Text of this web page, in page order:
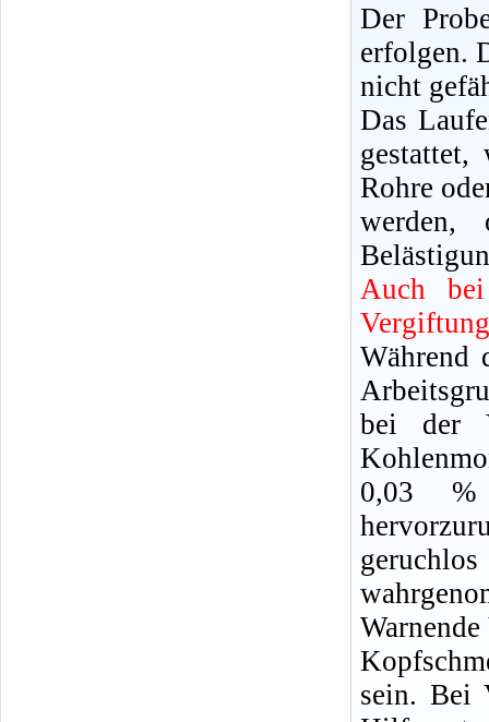
Der
erfolgen.
nicht
Das
gestattet,
Rohre
werden,
Auch
Während
bei der
0,03
sein. Bei